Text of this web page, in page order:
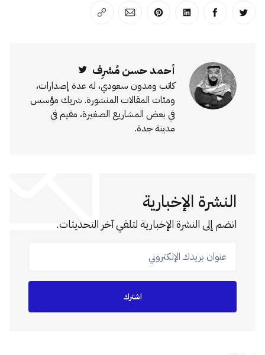
انشر على تويترانشر على الفيسبوك
انشر على لينكد إن
انشر على بينترست
انشر على الإيميل
انسخ الرابط
أحمد حسن مُشرِف
كاتب ومدون سعودي، له عدة إصدارات،
ومئات المقالات المنشورة. شريك مؤسس
في بعض المشاريع الصغيرة، مقيم في
مدينة جدة.
النشرة الإخبارية
انضم إلى النشرة الإخبارية لتلقي آخر التحديثات.
عنوان بريدك الإلكتروني
اشترك